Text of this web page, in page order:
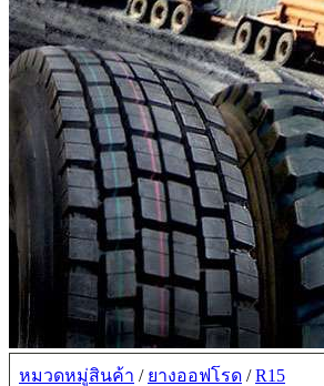
หมวดหมู่สินค้า / ยางออฟโรด /R15